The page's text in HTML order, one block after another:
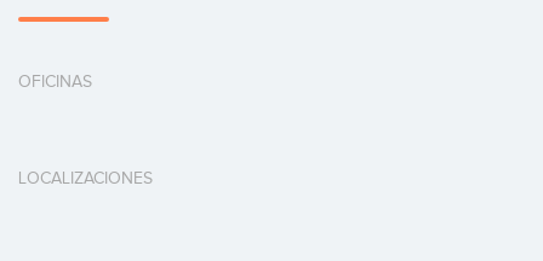
OFICINAS
LOCALIZACIONES